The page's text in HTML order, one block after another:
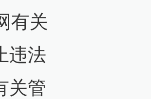
有关
违法
关管